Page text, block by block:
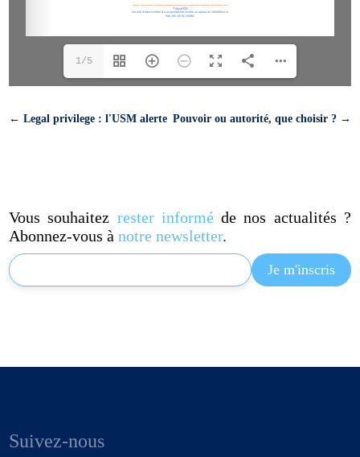
1/5
←Legal privilege : l'USM alerte Pouvoir ou autorité, que choisir ?→
Vous souhaitez rester informéde nos actualités ?
Abonnez-vous ànotre newsletter.
Suivez-nous